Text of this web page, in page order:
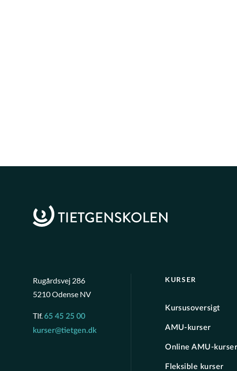
Rugårdsvej 286
5210 Odense NV
Tlf.65 45 25 00
kurser@tietgen.dk
KURSER
Kursusoversigt
AMU-kurser
Online AMU-kurser
Fleksible kurser